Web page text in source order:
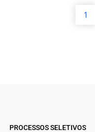
1
PROCESSOS SELETIVOS